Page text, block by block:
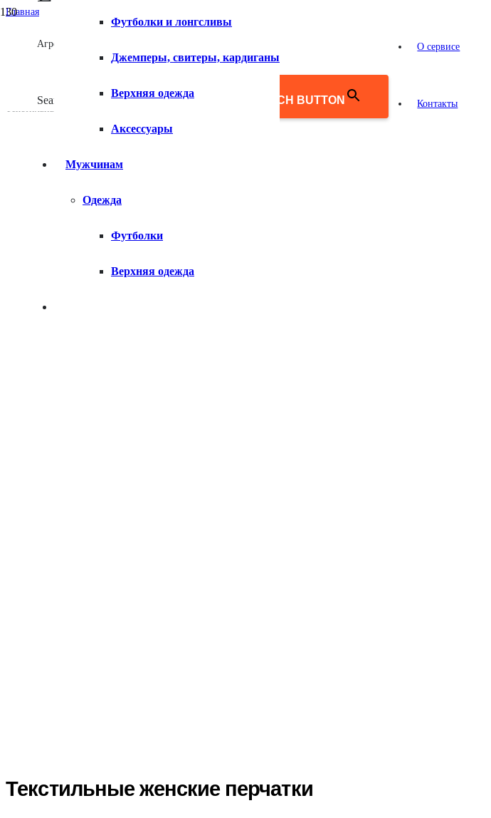
Агрегатор товаров
Search for: SEARCH BUTTON
О сервисе
Контакты
Футболки и лонгсливы
Джемперы, свитеры, кардиганы
Верхняя одежда
Аксессуары
Мужчинам
Одежда
Футболки
Верхняя одежда
Главная
Текстильные женские перчатки